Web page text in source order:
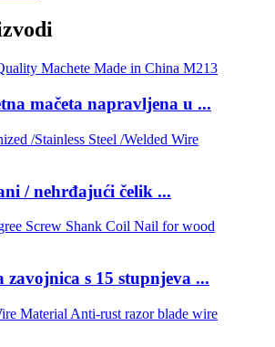
mačeta napravljena u ...
/ nehrđajući čelik ...
zavojnica s 15 stupnjeva ...